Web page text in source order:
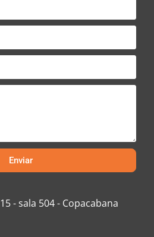
Enviar
- sala 504 - Copacabana